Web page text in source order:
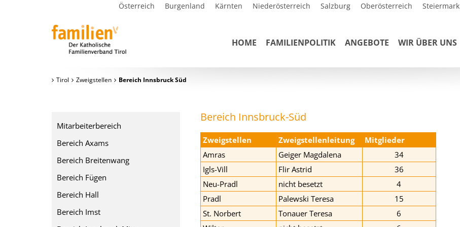
Österreich Burgenland Kärnten Niederösterreich Salzburg Oberösterreich Steiermark
HOME FAMILIENPOLITIK ANGEBOTE WIR ÜBER UNS
Tirol Zweigstellen Bereich Innsbruck Süd
Bereich Innsbruck-Süd
Zweigstellen Zweigstellenleitung
Mitglieder
Amras
Geiger Magdalena
34
Igls-Vill
Flir Astrid
36
Neu-Pradl
nicht besetzt
4
Pradl
Palewski Teresa
15
St. Norbert
Tonauer Teresa
6
Mitarbeiterbereich
Bereich Axams
Bereich Breitenwang
Bereich Fügen
Bereich Hall
Bereich Imst